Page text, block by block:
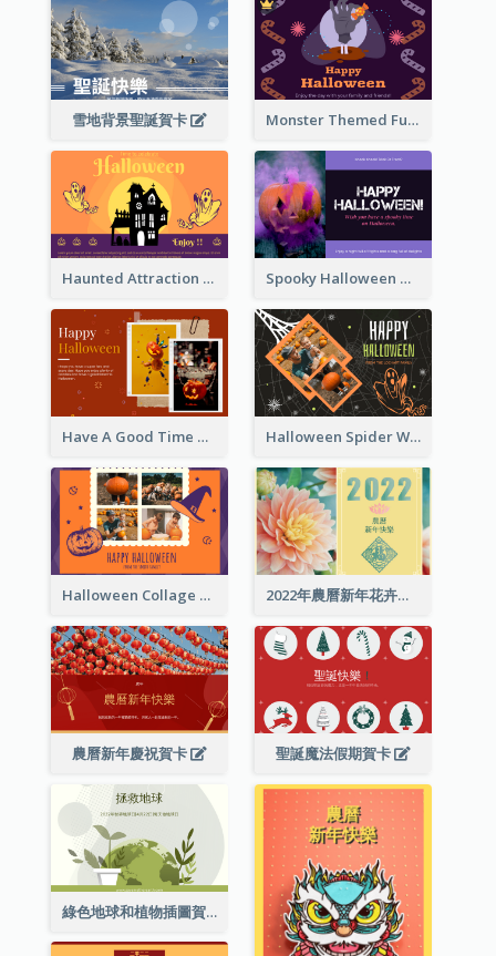
雪地背景聖誕賀卡 Monster Themed Fun Halloween Greeting Card
Haunted Attraction Themed Halloween Card Spooky Halloween Greeting Card
Have A Good Time This Halloween Greeting Card Halloween Spider Web Greeting Card
Halloween Collage Greeting Card 2022年農曆新年花卉照片賀卡
農曆新年慶祝賀卡 聖誕魔法假期賀卡
綠色地球和植物插圖賀卡